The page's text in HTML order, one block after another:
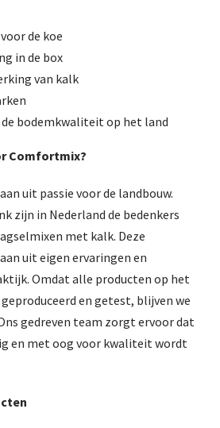
de koe
in de box
van kalk
bodemkwaliteit op het land
Comfortmix?
uit passie voor de landbouw.
zijn in Nederland de bedenkers
met kalk. Deze
uit eigen ervaringen en
Omdat alle producten op het
en getest, blijven we
gedreven team zorgt ervoor dat
en met oog voor kwaliteit wordt